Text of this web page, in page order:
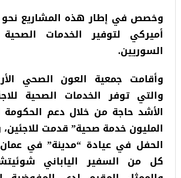
أميركي لتوفير الخدمات الصحية
السوريين.
وأقامت جمعية العون الصحي
والتي توفر الخدمات الصحية
الأشد حاجة من خلال دعم الحكومة
المليون خدمة صحية” قدمت
الحفل في عيادة “مدينة” في
كل من السفير الياباني